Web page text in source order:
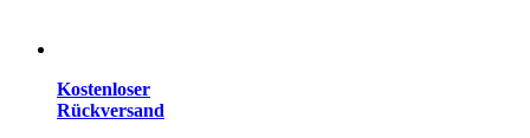
Kostenloser
Rückversand